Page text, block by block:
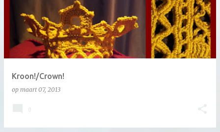
Kroon!/Crown!
op maart 07, 2013